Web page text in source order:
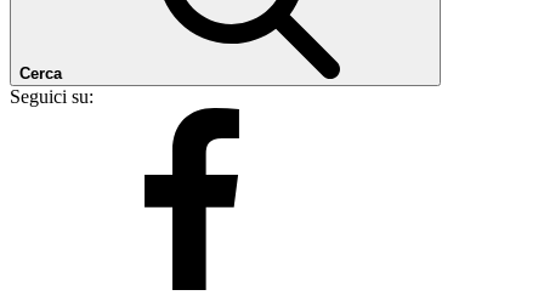
Cerca
Seguici su: